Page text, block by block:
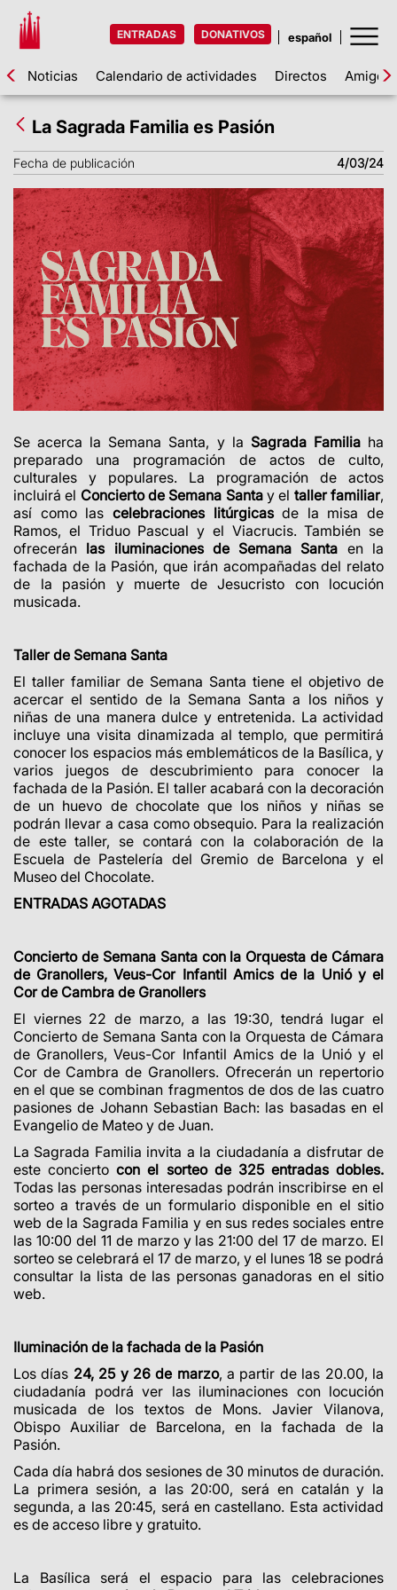
ENTRADAS DONATIVOS
Noticias Calendario de actividades Directos Amigos
La Sagrada Familia es Pasión
Fecha de publicación 4/03/24
Se acerca la Semana Santa, y la Sagrada Familiaha
preparado una programación de actos de culto,
culturales y populares. La programación de actos
incluirá el Concierto de Semana Santay el taller familiar,
así como las celebraciones litúrgicasde la misa de
Ramos, el Triduo Pascual y el Viacrucis. También se
ofrecerán las iluminaciones de Semana Santa en la
fachada de la Pasión, que irán acompañadas del relato
de la pasión y muerte de Jesucristo con locución
musicada.
Taller de Semana Santa
El taller familiar de Semana Santa tiene el objetivo de
acercar el sentido de la Semana Santa a los niños y
niñas de una manera dulce y entretenida. La actividad
incluye una visita dinamizada al templo, que permitirá
conocer los espacios más emblemáticos de la Basílica, y
varios juegos de descubrimiento para conocer la
fachada de la Pasión. El taller acabará con la decoración
de un huevo de chocolate que los niños y niñas se
podrán llevar a casa como obsequio. Para la realización
de este taller, se contará con la colaboración de la
Escuela de Pastelería del Gremio de Barcelona y el
Museo del Chocolate.
ENTRADAS AGOTADAS
Concierto de Semana Santa con la Orquesta de Cámara
de Granollers, Veus-Cor Infantil Amics de la Unió y el
Cor de Cambra de Granollers
El viernes 22 de marzo, a las 19:30, tendrá lugar el
Concierto de Semana Santa conla Orquesta de Cámara
de Granollers, Veus-Cor Infantil Amics de la Unió y el
Cor de Cambra de Granollers. Ofrecerán un repertorio
en el que se combinan fragmentos de dos de las cuatro
pasiones de Johann Sebastian Bach: las basadas en el
Evangelio de Mateo y de Juan.
La Sagrada Familia invita a la ciudadanía a disfrutar de
este concierto con el sorteo de 325 entradas dobles.
Todas las personas interesadas podrán inscribirse en el
sorteo a través de un formulario disponible en el sitio
web de la Sagrada Familia y en sus redes sociales entre
las 10:00 del 11 de marzo y las 21:00 del 17 de marzo. El
sorteo se celebrará el 17 de marzo, y el lunes 18 se podrá
consultar la lista de las personas ganadoras en el sitio
web.
Iluminación de la fachada de la Pasión
Los días 24, 25 y 26 de marzo, a partir de las 20.00, la
ciudadanía podrá ver las iluminaciones con locución
musicada de los textos de Mons. Javier Vilanova,
Obispo Auxiliar de Barcelona, en la fachada de la
Pasión.
Cada día habrá dos sesiones de 30 minutos de duración.
La primera sesión, a las 20:00, será en catalán y la
segunda, a las 20:45, será en castellano. Esta actividad
es de acceso libre y gratuito.
La Basílica será el espacio para las celebraciones